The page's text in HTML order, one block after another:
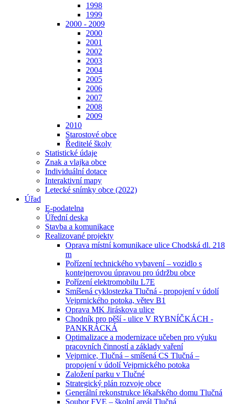
1998
1999
2000 - 2009
2000
2001
2002
2003
2004
2005
2006
2007
2008
2009
2010
Starostové obce
Ředitelé školy
Statistické údaje
Znak a vlajka obce
Individuální dotace
Interaktivní mapy
Letecké snímky obce (2022)
Úřad
E-podatelna
Úřední deska
Stavba a komunikace
Realizované projekty
Oprava místní komunikace ulice Chodská dl. 218
m
Pořízení technického vybavení – vozidlo s
kontejnerovou úpravou pro údržbu obce
Pořízení elektromobilu L7E
Smíšená cyklostezka Tlučná - propojení v údolí
Vejprnického potoka, větev B1
Oprava MK Jiráskova ulice
Chodník pro pěší - ulice V RYBNÍČKÁCH -
PANKRÁCKÁ
Optimalizace a modernizace učeben pro výuku
pracovních činností a základy vaření
Vejprnice, Tlučná – smíšená CS Tlučná –
propojení v údolí Vejprnického potoka
Založení parku v Tlučné
Strategický plán rozvoje obce
Generální rekonstrukce lékařského domu Tlučná
Soubor FVE – školní areál Tlučná